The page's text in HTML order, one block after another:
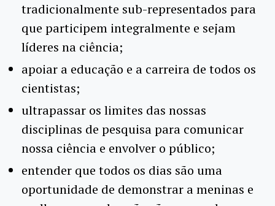
tradicionalmente sub-representados para
que participem integralmente e sejam
líderes na ciência;
apoiar a educação e a carreira de todos os
cientistas;
ultrapassar os limites das nossas
disciplinas de pesquisa para comunicar
nossa ciência e envolver o público;
entender que todos os dias são uma
oportunidade de demonstrar a meninas e